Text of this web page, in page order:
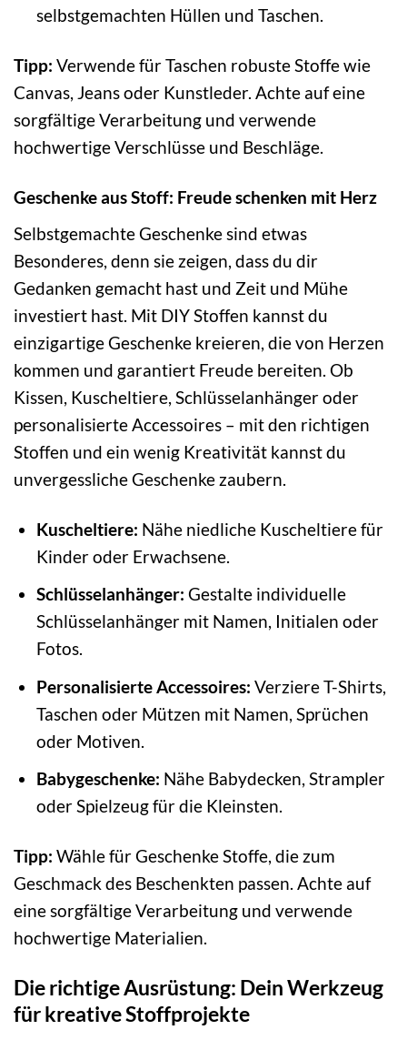
selbstgemachten Hüllen und Taschen.
Tipp: Verwende für Taschen robuste Stoffe wie
Canvas, Jeans oder Kunstleder. Achte auf eine
sorgfältige Verarbeitung und verwende
hochwertige Verschlüsse und Beschläge.
Geschenke aus Stoff: Freude schenken mit Herz
Selbstgemachte Geschenke sind etwas
Besonderes, denn sie zeigen, dass du dir
Gedanken gemacht hast und Zeit und Mühe
investiert hast. Mit DIY Stoffen kannst du
einzigartige Geschenke kreieren, die von Herzen
kommen und garantiert Freude bereiten. Ob
Kissen, Kuscheltiere, Schlüsselanhänger oder
personalisierte Accessoires – mit den richtigen
Stoffen und ein wenig Kreativität kannst du
unvergessliche Geschenke zaubern.
Kuscheltiere: Nähe niedliche Kuscheltiere für
Kinder oder Erwachsene.
Schlüsselanhänger: Gestalte individuelle
Schlüsselanhänger mit Namen, Initialen oder
Fotos.
Personalisierte Accessoires: Verziere T-Shirts,
Taschen oder Mützen mit Namen, Sprüchen
oder Motiven.
Babygeschenke: Nähe Babydecken, Strampler
oder Spielzeug für die Kleinsten.
Tipp: Wähle für Geschenke Stoffe, die zum
Geschmack des Beschenkten passen. Achte auf
eine sorgfältige Verarbeitung und verwende
hochwertige Materialien.
Die richtige Ausrüstung: Dein Werkzeug
für kreative Stoffprojekte